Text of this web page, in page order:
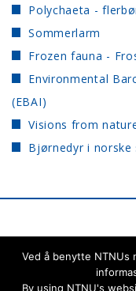
Polychaeta -
Sommerlarm
Frozen fauna -
Environmental
(EBAI)
Visions from
Bjørnedyr i norske
NTNU University
Ved å benytte NTNUs
By using NTNU's